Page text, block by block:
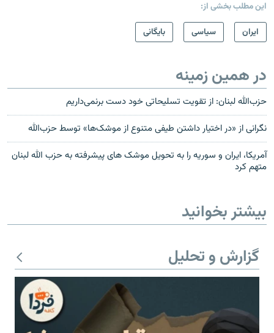
این مطلب بخشی از:
ايران
سیاسی بایگانی
در همین زمینه
حزب‌الله لبنان: از تقویت تسلیحاتی خود دست برنمی‌داریم
نگرانی از «در اختیار داشتن طیفی متنوع از موشک‌ها» توسط حزب‌الله
آمريکا، ايران و سوريه را به تحويل موشک های پيشرفته به حزب الله لبنان
متهم کرد
بیشتر بخوانید
گزارش و تحلیل